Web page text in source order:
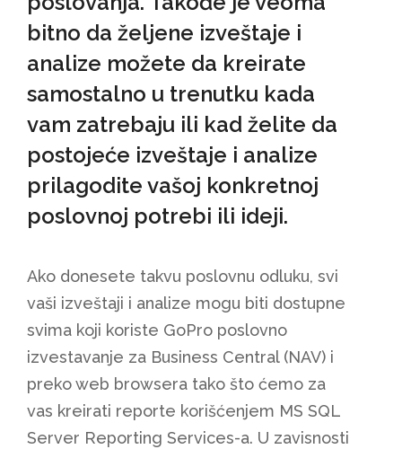
bitno da željene izveštaje i
analize možete da kreirate
samostalno u trenutku kada
vam zatrebaju ili kad želite da
postojeće izveštaje i analize
prilagodite vašoj konkretnoj
poslovnoj potrebi ili ideji.
Ako donesete takvu poslovnu odluku, svi
vaši izveštaji i analize mogu biti dostupne
svima koji koriste GoPro poslovno
izvestavanje za Business Central (NAV) i
preko web browsera tako što ćemo za
vas kreirati reporte korišćenjem MS SQL
Server Reporting Services-a. U zavisnosti